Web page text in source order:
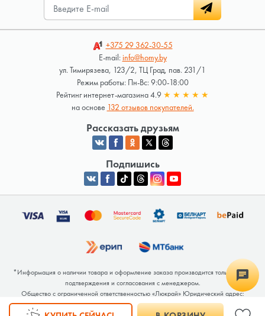
+375 29362-30-55
E-mail:info@homy.by
ул. Тимирязева, 123/2, ТЦ Град, пав. 231/1
Режим работы: Пн-Вс: 9:00-18:00
Рейтинг интернет-магазина 4.9 ★ ★ ★ ★ ★
на основе 132 отзывов покупателей.
Рассказать друзьям
Подпишись
*Информация о наличии товара и оформление заказа производится только после
подтверждения и согласования с менеджером.
Общество с ограниченной ответственностью «Люкрай» Юридический адрес:
220062, г. Минск, ул. Тимирязева, дом 123, корп. 2, оф. 367/2 Почтовый адрес: